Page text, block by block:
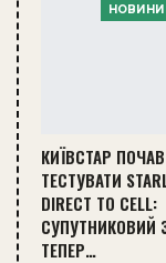
НОВИНИ
КИЇВСТАР ПОЧАВ
ТЕСТУВАТИ
DIRECT TO CELL:
СУПУТНИКОВИЙ
ТЕПЕР…